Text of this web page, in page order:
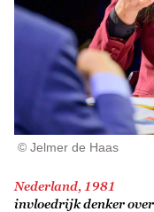
© Jelmer de Haas
Nederland, 1981
invloedrijk denker